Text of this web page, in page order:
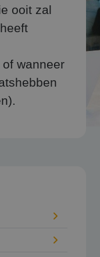
ooit zal
wanneer